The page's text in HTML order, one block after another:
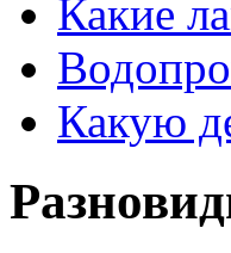
Какие
Какую